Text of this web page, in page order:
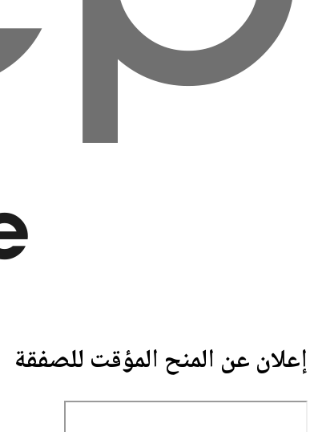
إعلان عن المنح المؤقت للصفقة